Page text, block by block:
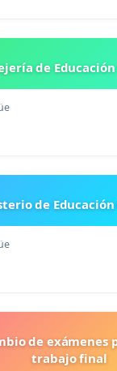
de Educación
de Educación
de exámenes
trabajo final